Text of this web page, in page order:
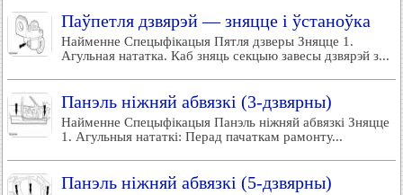
Паўпетля дзвярэй — зняцце і ўстаноўка
Найменне Спецыфікацыя Пятля дзверы Зняцце 1.
Агульная нататка. Каб зняць секцыю завесы дзвярэй з...
Панэль ніжняй абвязкі (3-дзвярны)
Найменне Спецыфікацыя Панэль ніжняй абвязкі Зняцце
1. Агульныя нататкі: Перад пачаткам рамонту...
Панэль ніжняй абвязкі (5-дзвярны)